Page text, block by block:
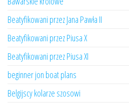
Beatyfikowani przez Jana Pawła II
Beatyfikowani przez Piusa X
Beatyfikowani przez Piusa XI
beginner jon boat plans
Belgijscy kolarze szosowi